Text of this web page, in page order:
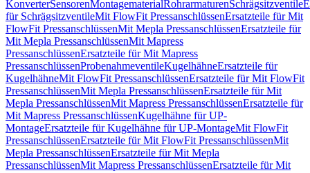
KonverterSensorenMontagematerialRohrarmaturenSchrägsitzventile
für SchrägsitzventileMit FlowFit PressanschlüssenErsatzteile für Mit
FlowFit PressanschlüssenMit Mepla PressanschlüssenErsatzteile für
Mit Mepla PressanschlüssenMit Mapress
PressanschlüssenErsatzteile für Mit Mapress
PressanschlüssenProbenahmeventileKugelhähneErsatzteile für
KugelhähneMit FlowFit PressanschlüssenErsatzteile für Mit FlowFit
PressanschlüssenMit Mepla PressanschlüssenErsatzteile für Mit
Mepla PressanschlüssenMit Mapress PressanschlüssenErsatzteile für
Mit Mapress PressanschlüssenKugelhähne für UP-
MontageErsatzteile für Kugelhähne für UP-MontageMit FlowFit
PressanschlüssenErsatzteile für Mit FlowFit PressanschlüssenMit
Mepla PressanschlüssenErsatzteile für Mit Mepla
PressanschlüssenMit Mapress PressanschlüssenErsatzteile für Mit